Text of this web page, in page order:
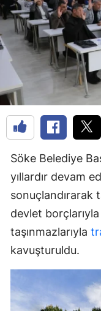
Söke Belediye
yıllardır devam
sonuçlandırarak
devlet
taşınmazlarıyla
kavuşturuldu.